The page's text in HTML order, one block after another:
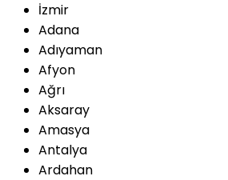
İzmir
Adana
Adıyaman
Afyon
Ağrı
Aksaray
Amasya
Antalya
Ardahan